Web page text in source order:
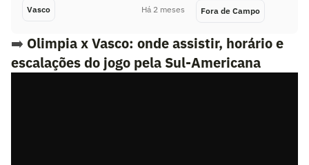
Vasco Há 2 meses Fora de Campo
➡️ Olimpia x Vasco: onde assistir, horário e
escalações do jogo pela Sul-Americana